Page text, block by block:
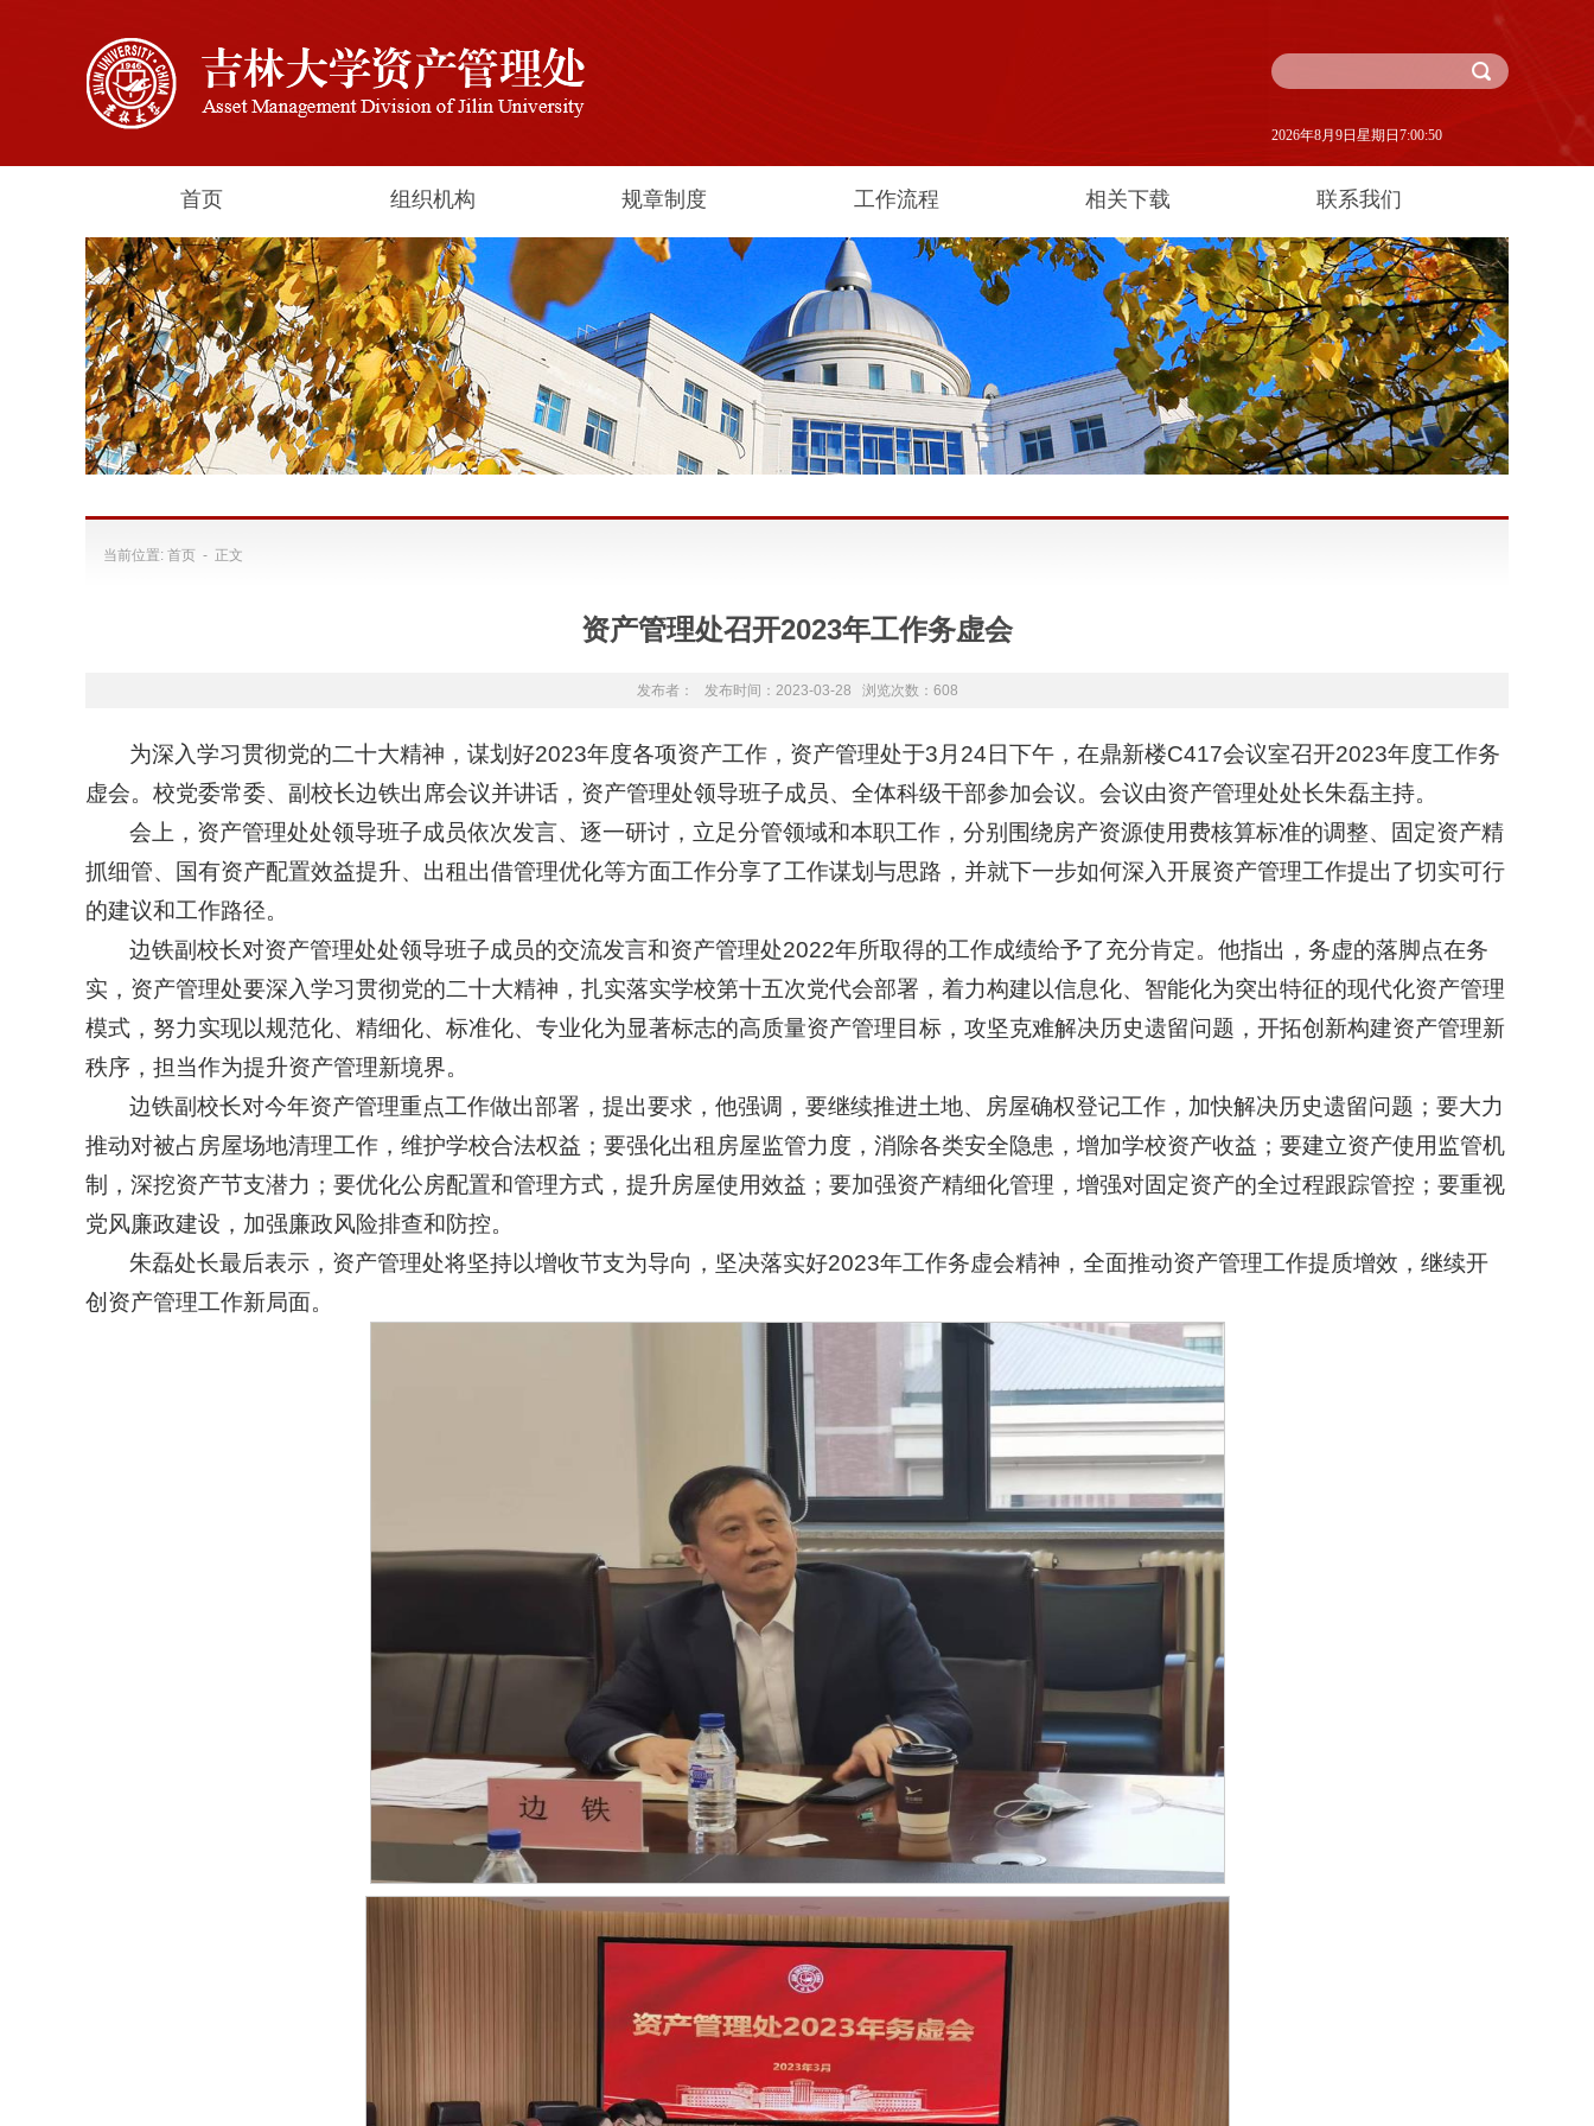
2026年8月9日星期日7:00:51
首页 组织机构 规章制度 工作流程 相关下载 联系我们
当前位置: 首页 - 正文
资产管理处召开2023年工作务虚会
发布者： 发布时间：2023-03-28 浏览次数： 608
为深入学习贯彻党的二十大精神，谋划好2023年度各项资产工作，资产管理处于3月24日下午，在鼎新楼C417会议室召开2023年度工作务
虚会。校党委常委、副校长边铁出席会议并讲话，资产管理处领导班子成员、全体科级干部参加会议。会议由资产管理处处长朱磊主持。
会上，资产管理处处领导班子成员依次发言、逐一研讨，立足分管领域和本职工作，分别围绕房产资源使用费核算标准的调整、固定资产精
抓细管、国有资产配置效益提升、出租出借管理优化等方面工作分享了工作谋划与思路，并就下一步如何深入开展资产管理工作提出了切实可行
的建议和工作路径。
边铁副校长对资产管理处处领导班子成员的交流发言和资产管理处2022年所取得的工作成绩给予了充分肯定。他指出，务虚的落脚点在务
实，资产管理处要深入学习贯彻党的二十大精神，扎实落实学校第十五次党代会部署，着力构建以信息化、智能化为突出特征的现代化资产管理
模式，努力实现以规范化、精细化、标准化、专业化为显著标志的高质量资产管理目标，攻坚克难解决历史遗留问题，开拓创新构建资产管理新
秩序，担当作为提升资产管理新境界。
边铁副校长对今年资产管理重点工作做出部署，提出要求，他强调，要继续推进土地、房屋确权登记工作，加快解决历史遗留问题；要大力
推动对被占房屋场地清理工作，维护学校合法权益；要强化出租房屋监管力度，消除各类安全隐患，增加学校资产收益；要建立资产使用监管机
制，深挖资产节支潜力；要优化公房配置和管理方式，提升房屋使用效益；要加强资产精细化管理，增强对固定资产的全过程跟踪管控；要重视
党风廉政建设，加强廉政风险排查和防控。
朱磊处长最后表示，资产管理处将坚持以增收节支为导向，坚决落实好2023年工作务虚会精神，全面推动资产管理工作提质增效，继续开
创资产管理工作新局面。